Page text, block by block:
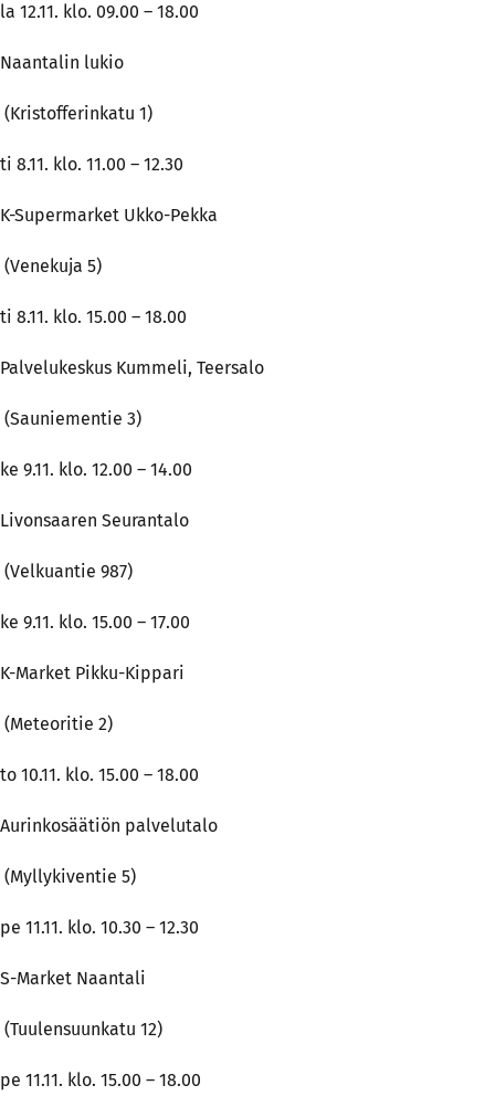
la 12.11. klo. 09.00 – 18.00
Naantalin lukio
(Kristofferinkatu 1)
ti 8.11. klo. 11.00 – 12.30
K-Supermarket Ukko-Pekka
(Venekuja 5)
ti 8.11. klo. 15.00 – 18.00
Palvelukeskus Kummeli, Teersalo
(Sauniementie 3)
ke 9.11. klo. 12.00 – 14.00
Livonsaaren Seurantalo
(Velkuantie 987)
ke 9.11. klo. 15.00 – 17.00
K-Market Pikku-Kippari
(Meteoritie 2)
to 10.11. klo. 15.00 – 18.00
Aurinkosäätiön palvelutalo
(Myllykiventie 5)
pe 11.11. klo. 10.30 – 12.30
S-Market Naantali
(Tuulensuunkatu 12)
pe 11.11. klo. 15.00 – 18.00